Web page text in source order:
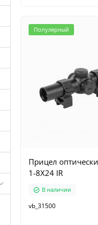
Популярный
Прицел
1-8X24 IR
В наличии
vb_31500